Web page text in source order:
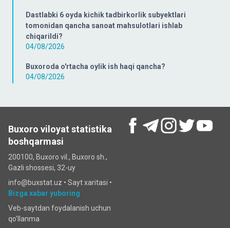
Dastlabki 6 oyda kichik tadbirkorlik subyektlari
tomonidan qancha sanoat mahsulotlari ishlab
chiqarildi?
04/08/2026
Buxoroda o'rtacha oylik ish haqi qancha?
04/08/2026
Buxoro viloyat statistika
boshqarmasi
200100, Buxoro vil., Buxoro sh.,
Gazli shossesi, 32-uy
info@buxstat.uz • Sayt xaritasi •
Bizga xabar yuboring
Veb-saytdan foydalanish uchun
qo'llanma